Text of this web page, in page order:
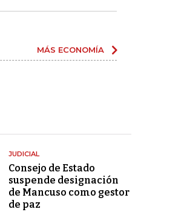
MÁS ECONOMÍA
JUDICIAL
Consejo de Estado
suspende designación
de Mancuso como gestor
de paz